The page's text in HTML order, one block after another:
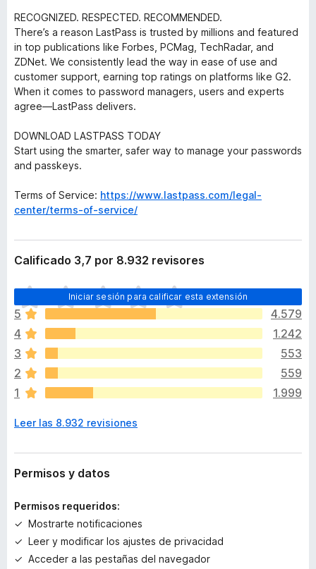
RECOGNIZED. RESPECTED. RECOMMENDED.
There’s a reason LastPass is trusted by millions and featured
in top publications like Forbes, PCMag, TechRadar, and
ZDNet. We consistently lead the way in ease of use and
customer support, earning top ratings on platforms like G2.
When it comes to password managers, users and experts
agree—LastPass delivers.
DOWNLOAD LASTPASS TODAY
Start using the smarter, safer way to manage your passwords
and passkeys.
Terms of Service: https://www.lastpass.com/legal-
center/terms-of-service/
Calificado 3,7 por 8.932 revisores
Iniciar sesión para calificar esta extensión
T
o
d
a
v
a
n
h
y
v
l
r
a
c
5
4.579
4
1.242
3
553
2
559
1
1.999
Leer las 8.932 revisiones
Permisos y datos
Permisos requeridos:
Mostrarte notificaciones
Leer y modificar los ajustes de privacidad
Acceder a las pestañas del navegador